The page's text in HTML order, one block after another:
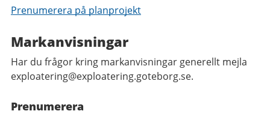
Prenumerera på planprojekt
Markanvisningar
Har du frågor kring markanvisningar generellt mejla
exploatering@exploatering.goteborg.se.
Prenumerera